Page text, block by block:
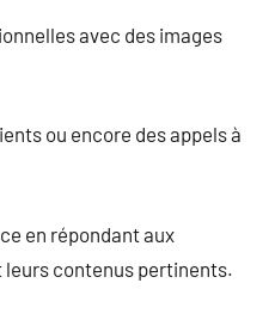
avec des images
ou encore des appels à
en répondant aux
contenus pertinents.